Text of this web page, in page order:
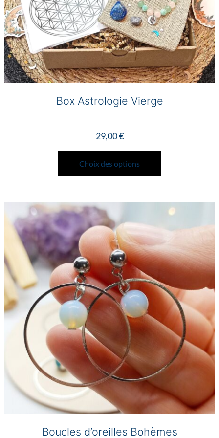
produit
Box Astrologie Vierge
29,00€
Choix des options
Ce
a
variations.
Les
options
peuvent
être
choisies
sur
la
page
du
produit
Boucles d’oreilles Bohèmes